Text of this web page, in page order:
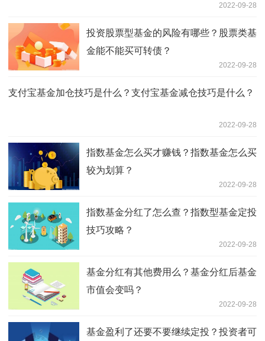
2022-09-28
投资股票型基金的风险有哪些？股票类基
金能不能买可转债？
2022-09-28
支付宝基金加仓技巧是什么？支付宝基金减仓技巧是什么？
2022-09-28
指数基金怎么买才赚钱？指数基金怎么买
较为划算？
2022-09-28
指数基金分红了怎么查？指数型基金定投
技巧攻略？
2022-09-28
基金分红有其他费用么？基金分红后基金
市值会变吗？
2022-09-28
基金盈利了还要不要继续定投？投资者可